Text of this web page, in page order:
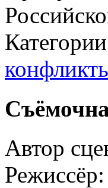
Автор
Режиссёр: